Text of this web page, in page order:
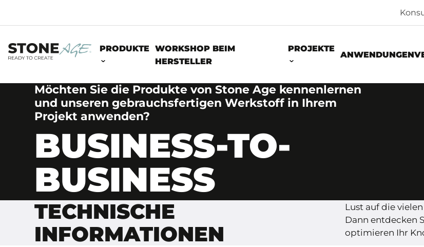
PRODUKTE WORKSHOP BEIM
HERSTELLER
PROJEKTE
ANWENDUNGEN
Möchten Sie die Produkte von Stone Age kennenlernen
und unseren gebrauchsfertigen Werkstoff in Ihrem
Projekt anwenden?
BUSINESS-TO-
BUSINESS
TECHNISCHE
INFORMATIONEN
Lust auf die
Dann entdecken
optimieren Ihr